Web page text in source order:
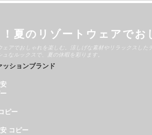
！夏のリゾートウェアでお
ェアでおしゃれを楽しむ。涼しげな素材やリラックスし
ュなルックスで、夏の休暇を彩ります。
ションブランド
ピー
コピー